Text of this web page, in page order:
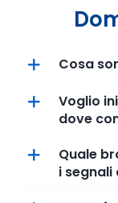
Cosa
Voglio
dove
Quale
i segnali